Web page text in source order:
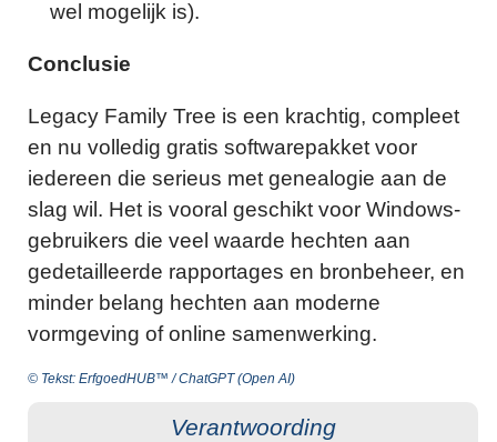
wel mogelijk is).
Conclusie
Legacy Family Tree is een krachtig, compleet
en nu volledig gratis softwarepakket voor
iedereen die serieus met genealogie aan de
slag wil. Het is vooral geschikt voor Windows-
gebruikers die veel waarde hechten aan
gedetailleerde rapportages en bronbeheer, en
minder belang hechten aan moderne
vormgeving of online samenwerking.
© Tekst: ErfgoedHUB™ / ChatGPT (Open AI)
Verantwoording